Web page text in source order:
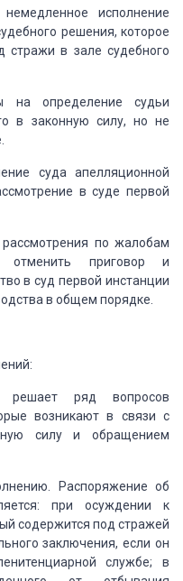
исполнение
решения, которое
стражи в зале судебного
на определение судьи
в законную силу, но не
суда апелляционной
в суде первой
по жалобам
отменить приговор и
в суд первой инстанции
в общем порядке.
решает ряд вопросов
возникают в связи с
силу и обращением
Распоряжение об
при осуждении к
содержится под стражей
заключения, если он
службе; в